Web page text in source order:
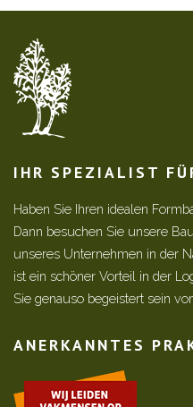
IHR SPEZIALIST
Haben Sie Ihren idealen
Dann besuchen Sie unsere
unseres Unternehmen in der
ist ein schöner Vorteil in der
Sie genauso begeistert sein
ANERKANNTES